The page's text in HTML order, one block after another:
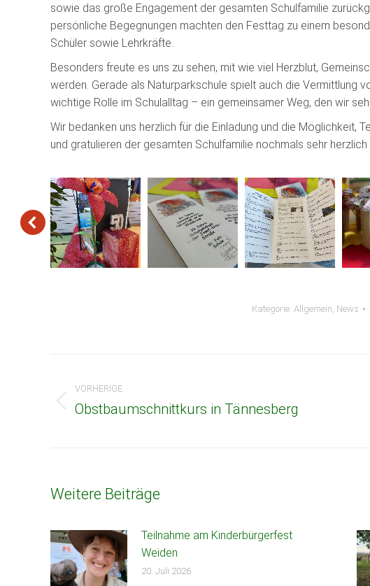
sowie das große Engagement der gesamten Schulfamilie
persönliche Begegnungen machten den Festtag zu einem
Schüler sowie Lehrkräfte.
Besonders freute es uns zu sehen, mit wie viel Herzblut,
werden. Gerade als Naturparkschule spielt auch die Vermittlung
wichtige Rolle im Schulalltag – ein gemeinsamer Weg, den wir
Wir bedanken uns herzlich für die Einladung und die Möglichkeit,
und gratulieren der gesamten Schulfamilie nochmals sehr
Kategorie: Allgemein News
VORHERIGE
Vorheriger
Obstbaumschnittkurs in Tännesberg
Weitere Beiträge
Teilnahme am Kinderbürgerfest
Weiden
20. Juli 2026